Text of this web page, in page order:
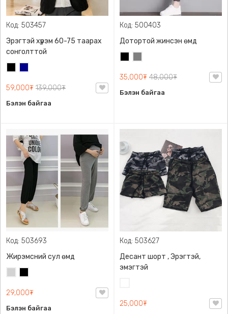
Код: 503457
Эрэгтэй хүрэм 60-75 таарах
сонголттой
59,000₮ 139,000₮
Бэлэн байгаа
Код: 500403
Дотортой жинсэн өмд
35,000₮ 48,000₮
Бэлэн байгаа
Код: 503693
Жирэмсний сул өмд
29,000₮
Бэлэн байгаа
Код: 503627
Десант шорт , Эрэгтэй,
эмэгтэй
25,000₮